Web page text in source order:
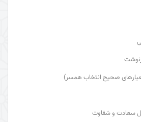
صحیح انتخاب همسر)
سعادت و شقاوت